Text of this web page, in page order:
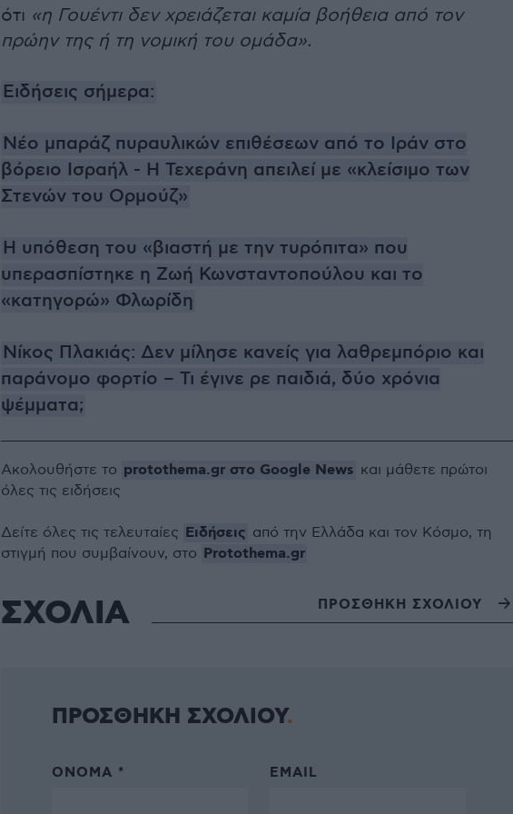
ότι «η Γουέντι δεν χρειάζεται καμία βοήθεια από τον
πρώην της ή τη νομική του ομάδα».
Ειδήσεις σήμερα:
Νέο μπαράζ πυραυλικών επιθέσεων από το Ιράν στο
βόρειο Ισραήλ - Η Τεχεράνη απειλεί με «κλείσιμο των
Στενών του Ορμούζ»
Η υπόθεση του «βιαστή με την τυρόπιτα» που
υπερασπίστηκε η Ζωή Κωνσταντοπούλου και το
«κατηγορώ» Φλωρίδη
Νίκος Πλακιάς: Δεν μίλησε κανείς για λαθρεμπόριο και
παράνομο φορτίο – Τι έγινε ρε παιδιά, δύο χρόνια
ψέμματα;
Ακολουθήστε το protothema.gr στο Google News και μάθετε πρώτοι
όλες τις ειδήσεις
Δείτε όλες τις τελευταίες Ειδήσεις από την Ελλάδα και τον Κόσμο, τη
στιγμή που συμβαίνουν, στο Protothema.gr
ΣΧΟΛΙΑ ΠΡΟΣΘΗΚΗ ΣΧΟΛΙΟΥ
ΠΡΟΣΘΗΚΗ ΣΧΟΛΙΟΥ
ΌΝΟΜΑ * EMAIL